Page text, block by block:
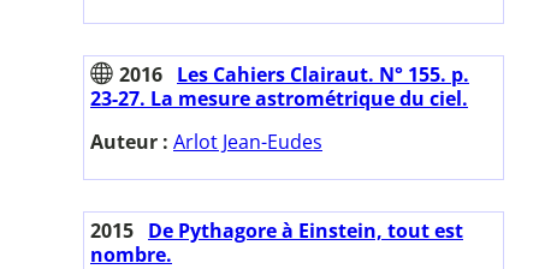
2016 Les Cahiers Clairaut. N° 155. p.
23-27. La mesure astrométrique du ciel.
Auteur : Arlot Jean-Eudes
2015 De Pythagore à Einstein, tout est
nombre.